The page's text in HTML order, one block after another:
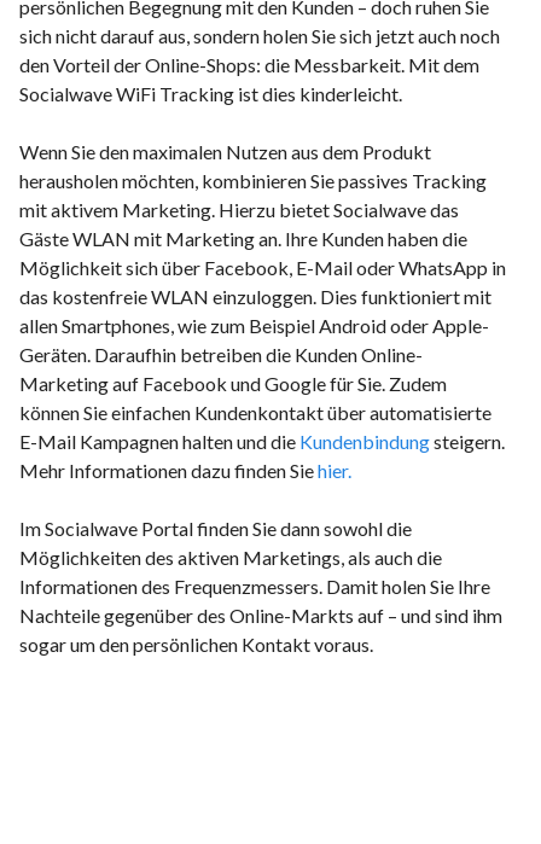
persönlichen Begegnung mit den Kunden – doch ruhen Sie
sich nicht darauf aus, sondern holen Sie sich jetzt auch noch
den Vorteil der Online-Shops: die Messbarkeit. Mit dem
Socialwave WiFi Tracking ist dies kinderleicht.
Wenn Sie den maximalen Nutzen aus dem Produkt
herausholen möchten, kombinieren Sie passives Tracking
mit aktivem Marketing. Hierzu bietet Socialwave das
Gäste WLAN mit Marketing an. Ihre Kunden haben die
Möglichkeit sich über Facebook, E-Mail oder WhatsApp in
das kostenfreie WLAN einzuloggen. Dies funktioniert mit
allen Smartphones, wie zum Beispiel Android oder Apple-
Geräten. Daraufhin betreiben die Kunden Online-
Marketing auf Facebook und Google für Sie. Zudem
können Sie einfachen Kundenkontakt über automatisierte
E-Mail Kampagnen halten und die Kundenbindungsteigern.
Mehr Informationen dazu finden Siehier.
Im Socialwave Portal finden Sie dann sowohl die
Möglichkeiten des aktiven Marketings, als auch die
Informationen des Frequenzmessers. Damit holen Sie Ihre
Nachteile gegenüber des Online-Markts auf – und sind ihm
sogar um den persönlichen Kontakt voraus.